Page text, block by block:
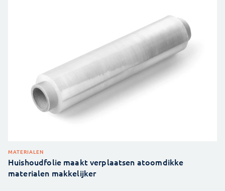
MATERIALEN
Huishoudfolie maakt verplaatsen atoomdikke
materialen makkelijker